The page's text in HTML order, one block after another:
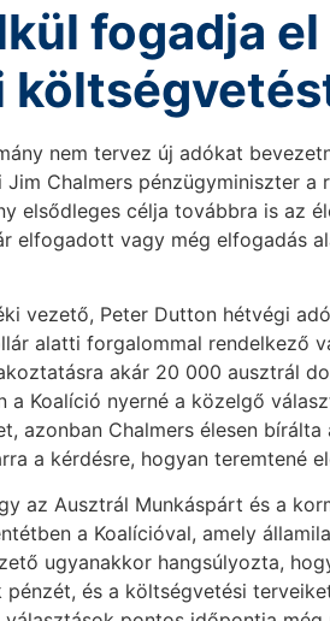
fogadja
nem tervez új adókat
Chalmers pénzügyminiszter
elsődleges célja továbbra is az
elfogadott vagy még elfogadás
vezető, Peter Dutton hétvégi
alatti forgalommal rendelkező
akár 20 000 ausztrál
a Koalíció nyerné a közelgő
azonban Chalmers élesen
a kérdésre, hogyan teremtené
az Ausztrál Munkáspárt és a
a Koalícióval, amely
ugyanakkor hangsúlyozta,
és a költségvetési